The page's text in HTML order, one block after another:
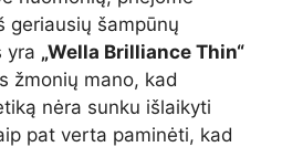
geriausių šampūnų
yra „Wella Brilliance Thin“
žmonių mano, kad
nėra sunku išlaikyti
pat verta paminėti, kad